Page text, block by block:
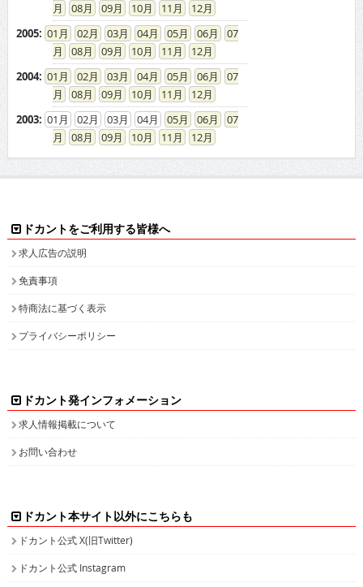
08
09 10 11
12
2005: 01 02 03 04 05 06
07
08
09 10 11
12
2004: 01 02 03 04 05 06
07
08
09 10 11
12
2003: 01 02 03 04 05 06
07
08
09 10 11 12
ドカントをご利用する皆様へ
求人広告の説明
免責事項
特商法に基づく表示
プライバシーポリシー
ドカント発インフォメーション
求人情報掲載について
お問い合わせ
ドカント本サイト以外にこちらも
ドカント公式 X(旧Twitter)
ドカント公式 Instagram